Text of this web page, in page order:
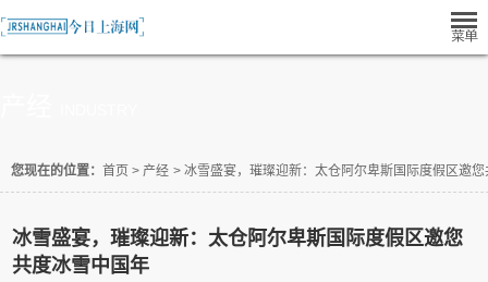
您现在的位置： 首页 > 产经 > 冰雪盛宴，璀璨迎新：太仓阿尔卑斯国际度假区邀
冰雪盛宴，璀璨迎新：太仓阿尔卑斯国际度假区邀您
共度冰雪中国年